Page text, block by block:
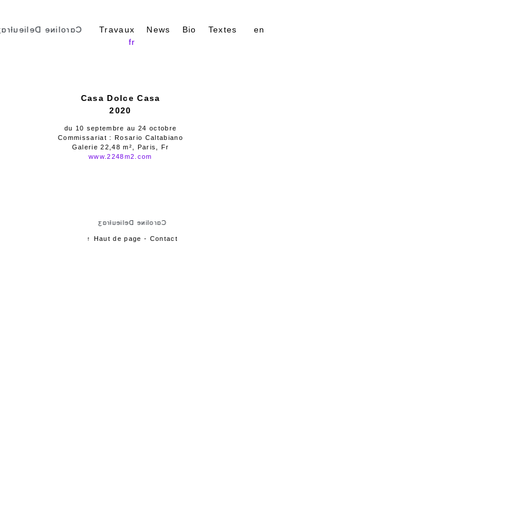
Delieuƚɾɑʒ Travaux News Bio Textes
en
fr
Casa Dolce Casa
2020
du 10 septembre au 24 octobre
Commissariat : Rosario Caltabiano
Galerie 22,48 m², Paris, Fr
www.2248m2.com
Cɑɾoliɴe Delieuƚɾɑʒ
↑ Haut de page - Contact